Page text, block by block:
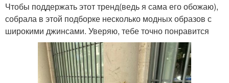
Чтобы поддержать этот тренд(ведь я сама его обожаю),
собрала в этой подборке несколько модных образов с
широкими джинсами. Уверяю, тебе точно понравится